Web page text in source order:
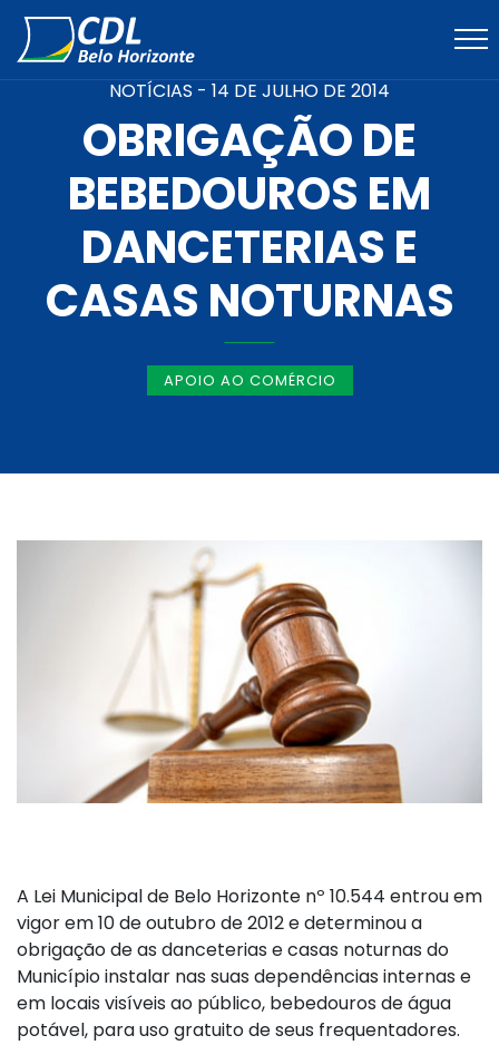
NOTÍCIAS - 14 DE JULHO DE 2014
OBRIGAÇÃO DE
BEBEDOUROS EM
DANCETERIAS E
CASAS NOTURNAS
APOIO AO COMÉRCIO
A Lei Municipal de Belo Horizonte nº 10.544 entrou em
vigor em 10 de outubro de 2012 e determinou a
obrigação de as danceterias e casas noturnas do
Município instalar nas suas dependências internas e
em locais visíveis ao público, bebedouros de água
potável, para uso gratuito de seus frequentadores.